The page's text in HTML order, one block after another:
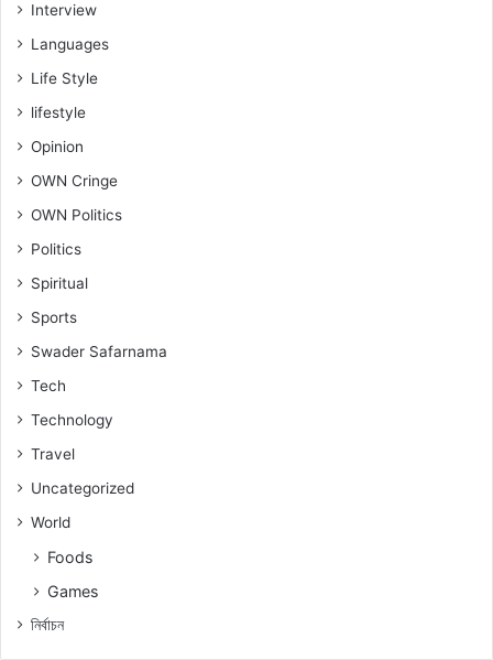
Interview
Languages
Life Style
lifestyle
Opinion
OWN Cringe
OWN Politics
Politics
Spiritual
Sports
Swader Safarnama
Tech
Technology
Travel
Uncategorized
World
Foods
Games
নিৰ্বাচন